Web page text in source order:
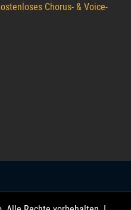
Chorus- & Voice-